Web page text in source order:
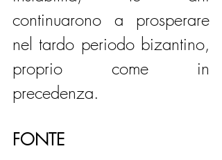
continuarono a prosperare
nel tardo periodo bizantino,
proprio come in
precedenza.
FONTE